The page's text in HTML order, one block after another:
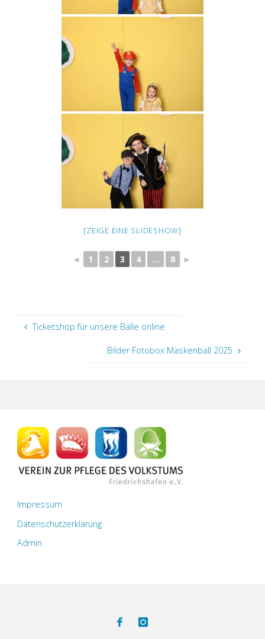
[ZEIGE EINE SLIDESHOW]
◄ 1 2 3 4 ... 8 ►
Ticketshop für unsere Bälle online
Bilder Fotobox Maskenball 2025
Impressum
Datenschutzerklärung
Admin